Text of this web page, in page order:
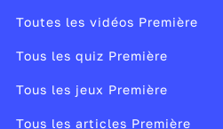
Toutes les vidéos Première
Tous les quiz Première
Tous les jeux Première
Tous les articles Première